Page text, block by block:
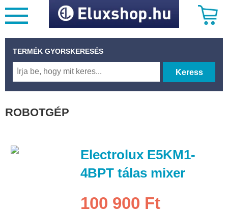
TERMÉK GYORSKERESÉS
Keress
ROBOTGÉP
Electrolux E5KM1-
4BPT tálas mixer
100 900 Ft